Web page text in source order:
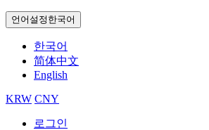
언어설정 한국어
한국어
简体中文
English
KRW CNY
로그인